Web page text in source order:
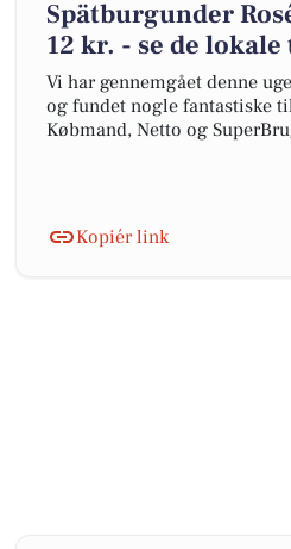
Spätburgunder
12 kr. - se de
Vi har gennemgået denne
og fundet nogle fantastiske
Købmand, Netto og
Kopiér link